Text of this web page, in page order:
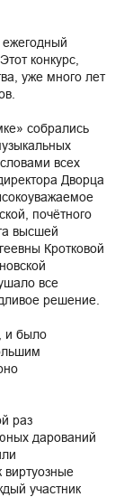
ежегодный
конкурс,
уже много лет
собрались
всех
Дворца
почётного
высшей
Кротковой
все
решение.
и было
раз
дарований
участник